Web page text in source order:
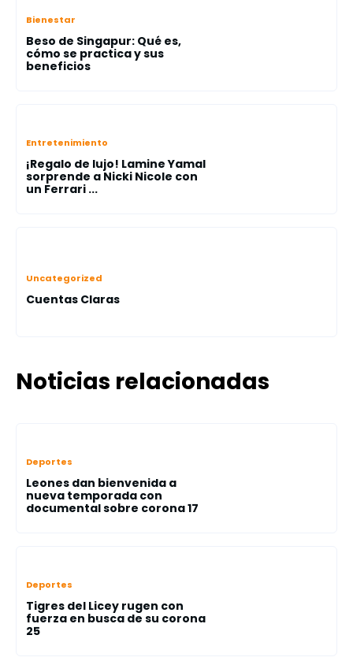
Bienestar
Beso de Singapur: Qué es,
cómo se practica y sus
beneficios
Entretenimiento
¡Regalo de lujo! Lamine Yamal
sorprende a Nicki Nicole con
un Ferrari ...
Uncategorized
Cuentas Claras
Noticias relacionadas
Deportes
Leones dan bienvenida a
nueva temporada con
documental sobre corona 17
Deportes
Tigres del Licey rugen con
fuerza en busca de su corona
25